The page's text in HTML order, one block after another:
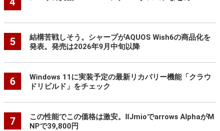
5
結構苦戦しそう。シャープがAQUOS Wish6の商品化を
発表。発売は2026年9月中旬以降
6
Windows 11に実装予定の最新リカバリー機能「クラウ
ドリビルド」をチェック
7
この性能でこの価格は激安。IIJmioでarrows AlphaがM
NPで39,800円